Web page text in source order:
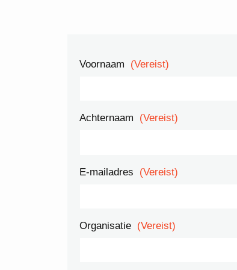
Voornaam (Vereist)
Achternaam (Vereist)
E-mailadres (Vereist)
Organisatie (Vereist)